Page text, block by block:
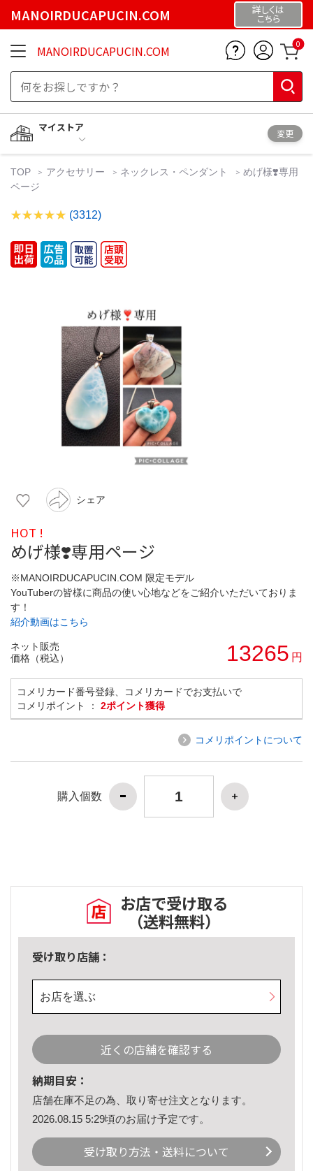
MANOIRDUCAPUCIN.COM 詳しくは
こちら
MANOIRDUCAPUCIN.COM 0
マイストア
変更
TOP アクセサリー ネックレス・ペンダント
めげ様❣️専用
ページ
(3312)
シェア
HOT !
めげ様❣️専用ページ
※MANOIRDUCAPUCIN.COM 限定モデル
YouTuberの皆様に商品の使い心地などをご紹介いただいておりま
す！
紹介動画はこちら
ネット販売
価格（税込）
13265 円
コメリカード番号登録、コメリカードでお支払いで
コメリポイント ： 2ポイント獲得
コメリポイントについて
購入個数
お店で受け取る
（送料無料）
受け取り店舗：
お店を選ぶ
近くの店舗を確認する
納期目安：
店舗在庫不足の為、取り寄せ注文となります。
2026.08.15 5:29頃のお届け予定です。
受け取り方法・送料について